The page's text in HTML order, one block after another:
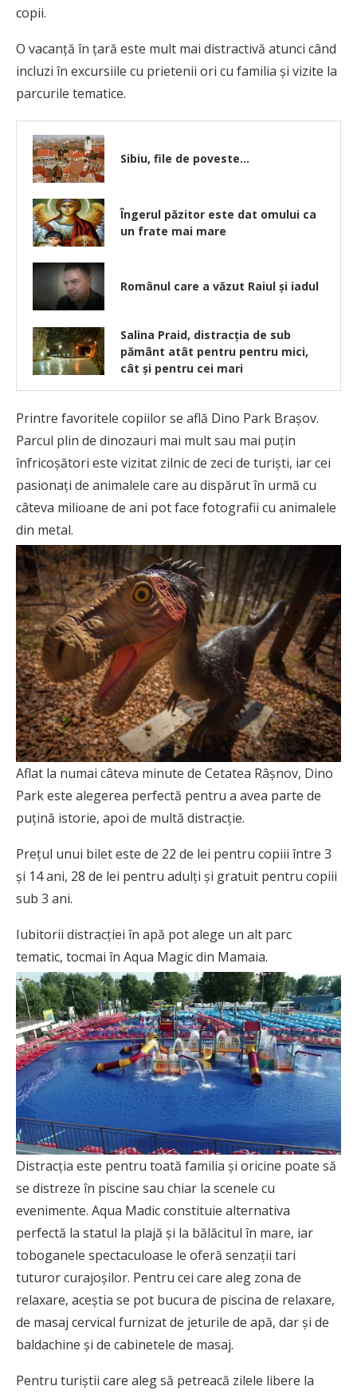
copii.
O vacanță în țară este mult mai distractivă atunci când
incluzi în excursiile cu prietenii ori cu familia și vizite la
parcurile tematice.
Sibiu, file de poveste…
Îngerul păzitor este dat omului ca
un frate mai mare
Românul care a văzut Raiul și iadul
Salina Praid, distracția de sub
pământ atât pentru pentru mici,
cât și pentru cei mari
Printre favoritele copiilor se află Dino Park Brașov.
Parcul plin de dinozauri mai mult sau mai puțin
înfricoșători este vizitat zilnic de zeci de turiști, iar cei
pasionați de animalele care au dispărut în urmă cu
câteva milioane de ani pot face fotografii cu animalele
din metal.
Aflat la numai câteva minute de Cetatea Râșnov, Dino
Park este alegerea perfectă pentru a avea parte de
puțină istorie, apoi de multă distracție.
Prețul unui bilet este de 22 de lei pentru copiii între 3
și 14 ani, 28 de lei pentru adulți și gratuit pentru copiii
sub 3 ani.
Iubitorii distracției în apă pot alege un alt parc
tematic, tocmai în Aqua Magic din Mamaia.
Distracția este pentru toată familia și oricine poate să
se distreze în piscine sau chiar la scenele cu
evenimente. Aqua Madic constituie alternativa
perfectă la statul la plajă și la bălăcitul în mare, iar
toboganele spectaculoase le oferă senzații tari
tuturor curajoșilor. Pentru cei care aleg zona de
relaxare, aceștia se pot bucura de piscina de relaxare,
de masaj cervical furnizat de jeturile de apă, dar și de
baldachine și de cabinetele de masaj.
Pentru turiștii care aleg să petreacă zilele libere la